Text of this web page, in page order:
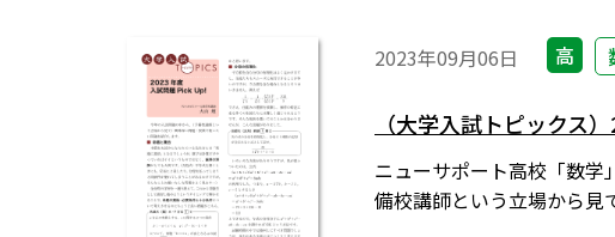
2023年09月06日 高
（大学入試トピックス
ニューサポート高校「数
備校講師という立場から見